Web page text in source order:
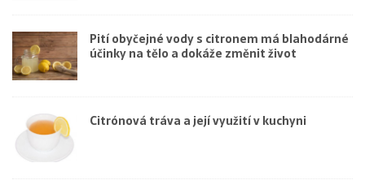
Pití obyčejné vody s citronem má blahodárné
účinky na tělo a dokáže změnit život
Citrónová tráva a její využití v kuchyni